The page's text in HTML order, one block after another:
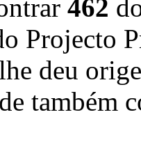
462
Projecto
deu
também